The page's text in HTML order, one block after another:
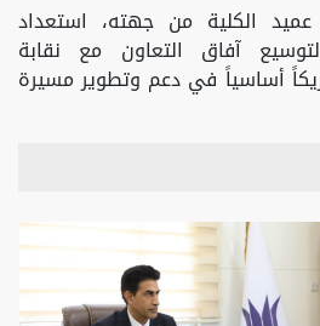
الكلية من جهته، استعداد
آفاق التعاون مع نقابة
أساسياً في دعم وتطوير مسيرة